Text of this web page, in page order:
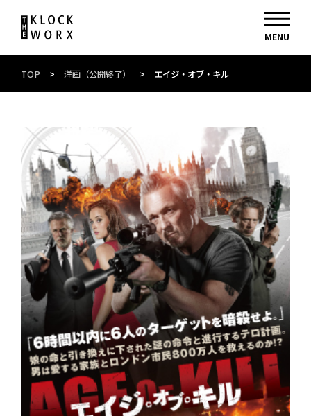
TOP > 洋画（公開終了） > エイジ・オブ・キル